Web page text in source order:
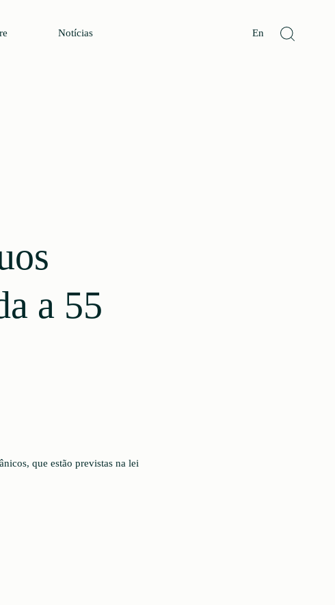
Notícias En
a 55
que estão previstas na lei